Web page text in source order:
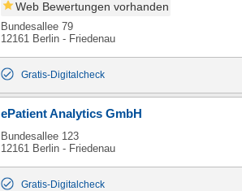
Web Bewertungen vorhanden
Bundesallee 79
12161 Berlin - Friedenau
Gratis-Digitalcheck
ePatient Analytics GmbH
Bundesallee 123
12161 Berlin - Friedenau
Gratis-Digitalcheck